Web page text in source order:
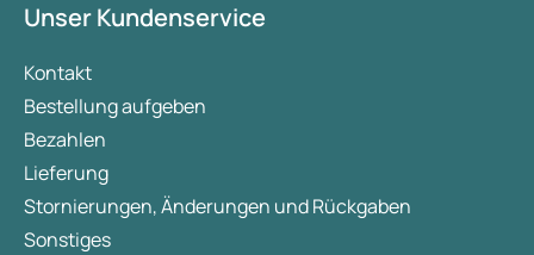
Unser Kundenservice
Kontakt
Bestellung aufgeben
Bezahlen
Lieferung
Stornierungen, Änderungen und Rückgaben
Sonstiges